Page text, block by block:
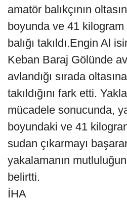
amatör balıkçının
boyunda ve 41 kilogram
balığı takıldı.Engin Al
Keban Baraj Gölünde
avlandığı sırada
takıldığını fark etti.
mücadele sonucunda,
boyundaki ve 41
sudan çıkarmayı
yakalamanın
belirtti.
İHA